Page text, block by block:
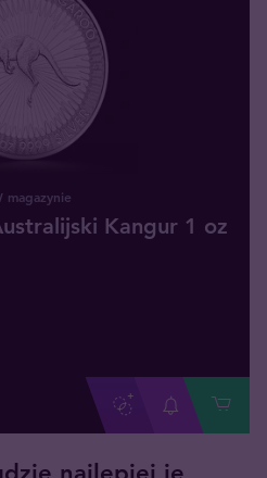
magazynie
Kangur 1 oz